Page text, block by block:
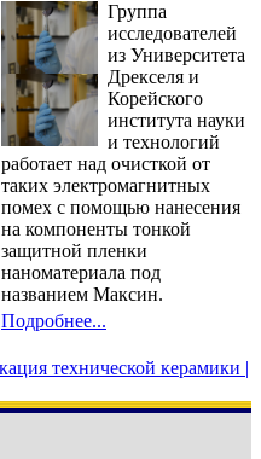
Группа
исследователей
из Университета
Дрекселя и
Корейского
института науки
и технологий
работает над очисткой от
таких электромагнитных
помех с помощью нанесения
на компоненты тонкой
защитной пленки
наноматериала под
названием Максин.
Подробнее...
технической керамики |